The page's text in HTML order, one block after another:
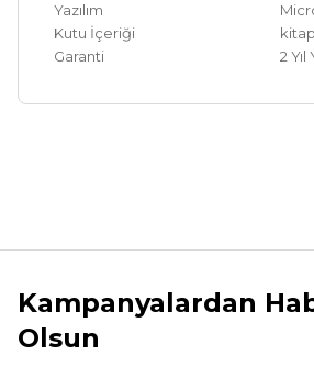
Yazılım
Kutu İçeriği
Garanti
2
Ürün bilgilerinde hatalar bulunuyor.
Ürün fiyatı diğer sitelerden daha
Kampanyalardan
Olsun